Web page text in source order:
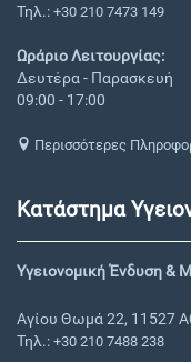
Τηλ.: +30 210 7473 149
Ωράριο Λειτουργίας:
Δευτέρα - Παρασκευή
09:00 - 17:00
Περισσότερες
Κατάστημα
Υγειονομική Ένδυση &
Αγίου Θωμά 22, 11527
Τηλ.: +30 210 7488 238